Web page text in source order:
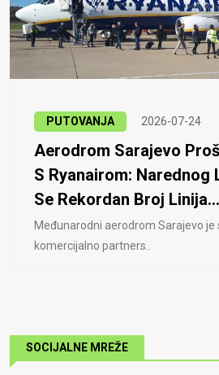
PUTOVANJA 2026-07-24
Aerodrom Sarajevo
S Ryanairom: Narednog
Se Rekordan Broj Linija...
Međunarodni aerodrom Sarajevo je
komercijalno partners..
SOCIJALNE MREŽE